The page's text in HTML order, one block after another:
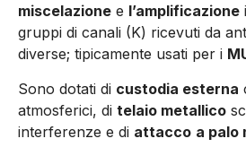
miscelazione e l’amplificazione
gruppi di canali (K) ricevuti da
diverse; tipicamente usati per i
Sono dotati di custodia esterna
atmosferici, di telaio metallico
interferenze e di attacco a palo